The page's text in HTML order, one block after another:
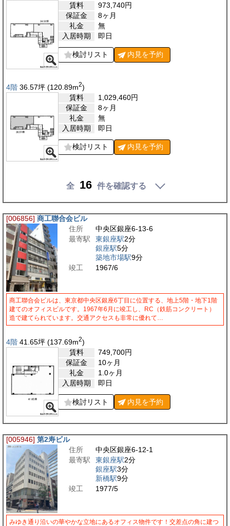
賃料
973,740円
保証金
8ヶ月
礼金
無
入居時期
即日
検討リスト 内見を予約
4階 36.57坪 (120.89m2)
賃料
1,029,460円
保証金
8ヶ月
礼金
無
入居時期
即日
検討リスト 内見を予約
全 16 件を確認する
[006856] 商工聯合会ビル
住所
中央区銀座6-13-6
最寄駅
東銀座駅2分
銀座駅5分
築地市場駅9分
竣工
1967/6
商工聯合会ビルは、東京都中央区銀座6丁目に位置する、地上5階・地下1階
建てのオフィスビルです。1967年6月に竣工し、RC（鉄筋コンクリート）
造で建てられています。交通アクセスも非常に優れて…
4階 41.65坪 (137.69m2)
賃料
749,700円
保証金
10ヶ月
礼金
1.0ヶ月
入居時期
即日
検討リスト 内見を予約
[005946] 第2寿ビル
住所
中央区銀座6-12-1
最寄駅
東銀座駅2分
銀座駅3分
新橋駅9分
竣工
1977/5
みゆき通り沿いの華やかな立地にあるオフィス物件です！交差点の角に建つ